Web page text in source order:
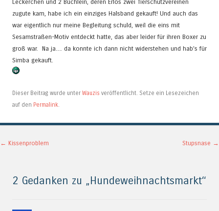
Leckerchen und 2 Büchlein, deren Erlös zwei Tierschutzvereinen
zugute kam, habe ich ein einziges Halsband gekauft! Und auch das
war eigentlich nur meine Begleitung schuld, weil die eins mit
Sesamstraßen-Motiv entdeckt hatte, das aber leider für ihren Boxer zu
groß war. Na ja… da konnte ich dann nicht widerstehen und hab’s für
Simba gekauft.
Dieser Beitrag wurde unter Wauzis veröffentlicht. Setze ein Lesezeichen
auf den Permalink.
Artikel-Navigation
← Kissenproblem Stupsnase →
2 Gedanken zu „Hundeweihnachtsmarkt“